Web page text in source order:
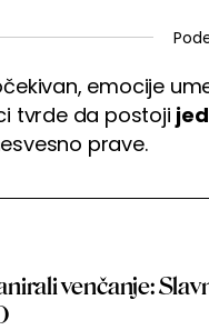
emocije
tvrde da postoji
prave.
venčanje: